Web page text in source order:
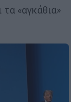
«αγκάθια»